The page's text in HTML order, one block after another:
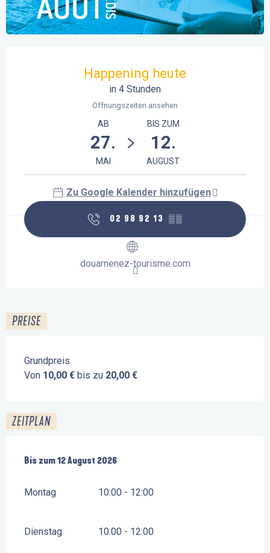
Happening heute
in 4 Stunden
Öffnungszeiten ansehen
AB
27.
MAI
BIS ZUM
12.
AUGUST
Zu Google Kalender hinzufügen
02 98 92 13 ▒▒
douarnenez-tourisme.com
PREISE
Grundpreis
Von 10,00 € bis zu 20,00 €
ZEITPLAN
vom27 Mai 2026bis zum
Bis zum12 August 2026
Montag 10:00 - 12:00
Dienstag 10:00 - 12:00